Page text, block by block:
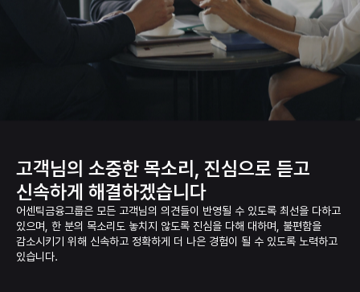
고객님의 소중한 목소리, 진심으로 듣고
신속하게 해결하겠습니다
어센틱금융그룹은 모든 고객님의 의견들이 반영될 수 있도록 최선을 다하고
있으며, 한 분의 목소리도 놓치지 않도록 진심을 다해 대하며, 불편함을
감소시키기 위해 신속하고 정확하게 더 나은 경험이 될 수 있도록 노력하고
있습니다.